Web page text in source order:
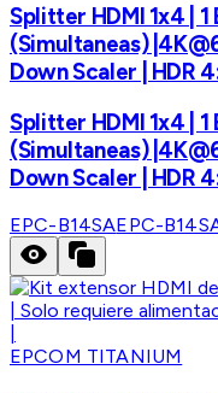
Splitter HDMI 1x4 |
(Simultaneas)
Down Scaler | HDR
Splitter HDMI 1x4 |
(Simultaneas)
Down Scaler | HDR
EPC-B14SAEPC-
EPCOM TITANIUM